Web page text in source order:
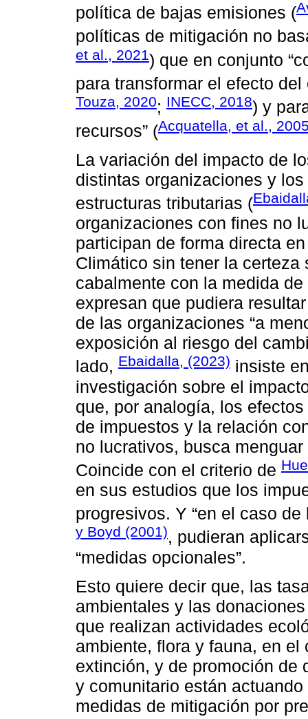
política de bajas emisiones (
políticas de mitigación no
et al., 2021) que en conjunto
para transformar el efecto
Touza, 2020; INECC, 2018) y
recursos” (Acquatella, et al.,
La variación del impacto de
distintas organizaciones y
estructuras tributarias (
organizaciones con fines no
participan de forma directa
Climático sin tener la
cabalmente con la medida
expresan que pudiera
de las organizaciones “a
exposición al riesgo del
lado, Ebaidalla, (2023) insiste
investigación sobre el
que, por analogía, los
de impuestos y la relación
no lucrativos, busca
Coincide con el criterio de
en sus estudios que los
progresivos. Y “en el caso
y Boyd (2001), pudieran
“medidas opcionales”.
Esto quiere decir que, las
ambientales y las
que realizan actividades
ambiente, flora y fauna, en
extinción, y de promoción de
y comunitario están
medidas de mitigación por